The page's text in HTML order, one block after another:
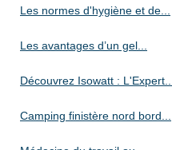
Les normes d'hygiène et de...
Les avantages d’un gel...
Découvrez Isowatt : L'Expert...
Camping finistère nord bord...